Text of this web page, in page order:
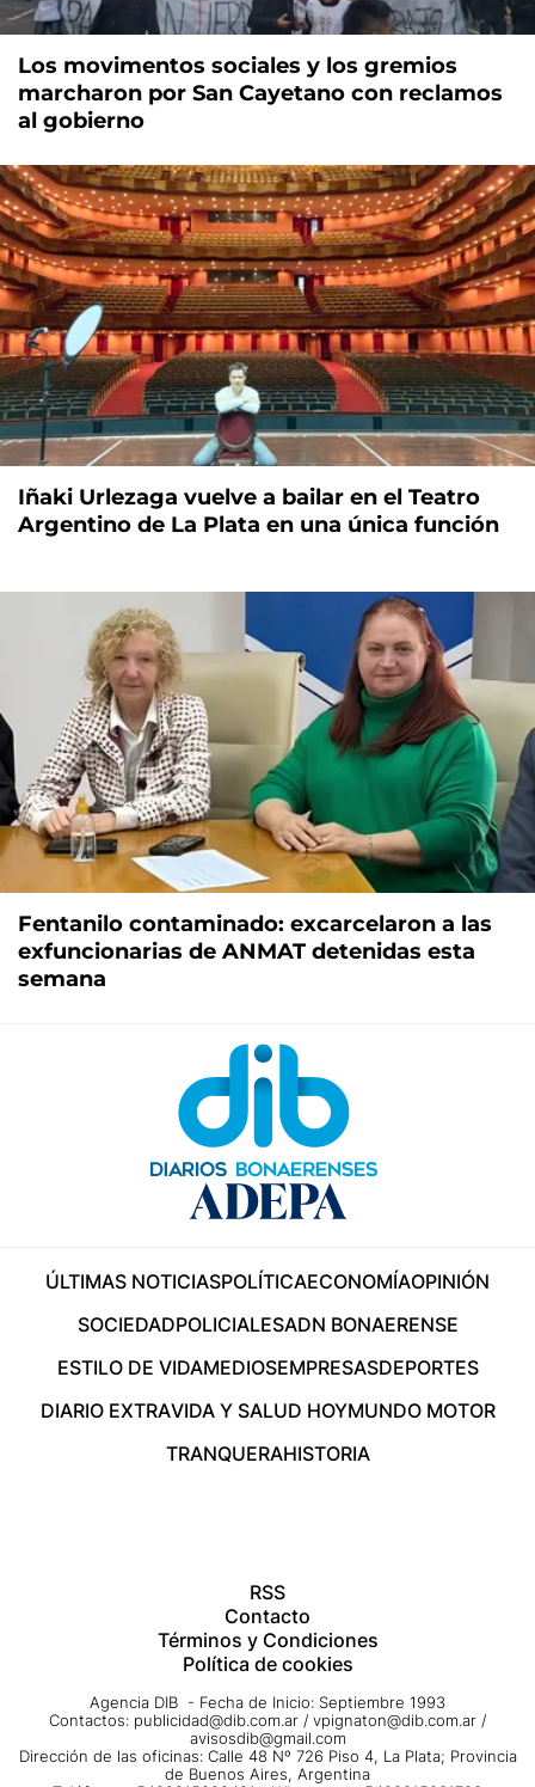
Los movimentos sociales y los gremios
marcharon por San Cayetano con reclamos
al gobierno
Iñaki Urlezaga vuelve a bailar en el Teatro
Argentino de La Plata en una única función
Fentanilo contaminado: excarcelaron a las
exfuncionarias de ANMAT detenidas esta
semana
ÚLTIMAS NOTICIASPOLÍTICAECONOMÍAOPINIÓN
SOCIEDADPOLICIALESADN BONAERENSE
ESTILO DE VIDAMEDIOSEMPRESASDEPORTES
DIARIO EXTRAVIDA Y SALUD HOYMUNDO MOTOR
TRANQUERAHISTORIA
RSS
Contacto
Términos y Condiciones
Política de cookies
Agencia DIB - Fecha de Inicio: Septiembre 1993
Contactos: publicidad@dib.com.ar / vpignaton@dib.com.ar /
avisosdib@gmail.com
Dirección de las oficinas: Calle 48 Nº 726 Piso 4, La Plata; Provincia
de Buenos Aires, Argentina